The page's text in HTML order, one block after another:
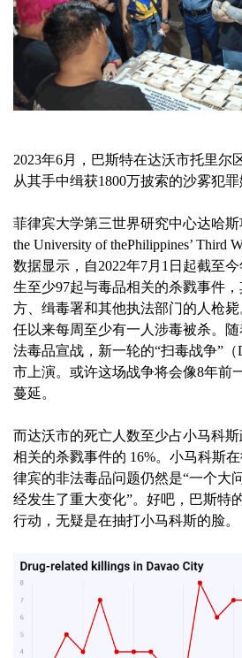
2023年6月，巴斯特在达沃市托里尔
从其手中缉获1800万披索的沙雾犯罪
菲律宾大学第三世界研究中心达哈斯
the University of thePhilippines’ Third
数据显示，自2022年7月1日起截至
生至少97起与毒品相关的杀戮事件
方、缉毒署和其他执法部门的人枪
任以来每周至少有一人涉毒被杀。
法毒品宣战，新一轮的“扫毒战争”（
市上演。或许这场战争将会像8年前
蔓延。
而达沃市的死亡人数至少占小马科
相关的杀戮事件的 16%。小马科斯
律宾的非法毒品问题仍然是“一个大
经发生了重大变化”。好吧，巴斯特
行动，无疑是在抽打小马科斯的脸。